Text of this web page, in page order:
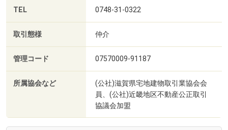
TEL 0748-31-0322
取引態様 仲介
管理コード 07570009-91187
所属協会など
(公社)滋賀県宅地建物取引業協会会
員、(公社)近畿地区不動産公正取引
協議会加盟